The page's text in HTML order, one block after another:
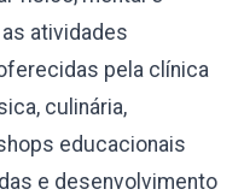
atividades
pela clínica
culinária,
educacionais
e desenvolvimento